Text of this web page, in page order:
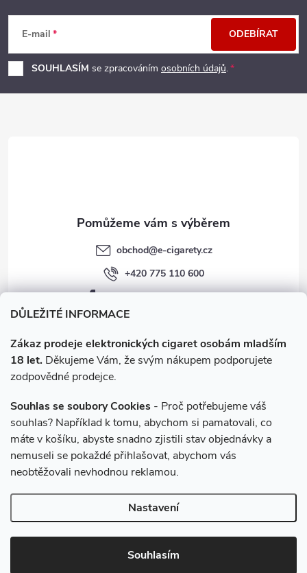
DŮLEŽITÉ INFORMACE
Zákaz prodeje elektronických cigaret osobám mladším
18 let. Děkujeme Vám, že svým nákupem podporujete
zodpovědné prodejce.
Souhlas se soubory Cookies - Proč potřebujeme váš
souhlas? Například k tomu, abychom si pamatovali, co
máte v košíku, abyste snadno zjistili stav objednávky a
nemuseli se pokaždé přihlašovat, abychom vás
neobtěžovali nevhodnou reklamou.
Nastavení
Souhlasím
p
a
E-mail
SOUHLASÍM se zpracováním osobních údajů.
ODEBÍRAT
obchod@e-cigarety.cz
+420 775 110 600
facebook.com/e-cigarety.cz
Instagram
Vytvořil Shoptet
e-cigarety.cz. Všechna práva vyhrazena.
nastavení cookies